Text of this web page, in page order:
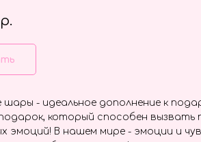
р.
шары - идеальное дополнение к
который способен
эмоций! В нашем мире - эмоции и